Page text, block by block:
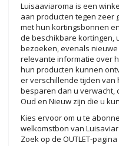
Luisaaviaroma is een
aan producten tegen zeer
met hun kortingsbonnen
de beschikbare kortingen,
bezoeken, evenals
relevante informatie over
hun producten kunnen
er verschillende tijden van
besparen dan u verwacht,
Oud en Nieuw zijn die u
Kies ervoor om u te
welkomstbon van
Zoek op de OUTLET-